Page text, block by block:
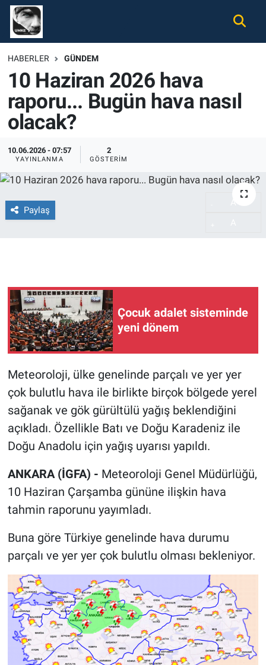
HABERLER GÜNDEM
10 Haziran 2026 hava
raporu... Bugün hava nasıl
olacak?
10.06.2026 - 07:57
YAYINLANMA
2
GÖSTERIM
Paylaş
Çocuk adalet sisteminde
yeni dönem
Meteoroloji, ülke genelinde parçalı ve yer yer
çok bulutlu hava ile birlikte birçok bölgede yerel
sağanak ve gök gürültülü yağış beklendiğini
açıkladı. Özellikle Batı ve Doğu Karadeniz ile
Doğu Anadolu için yağış uyarısı yapıldı.
ANKARA (İGFA) - Meteoroloji Genel Müdürlüğü,
10 Haziran Çarşamba gününe ilişkin hava
tahmin raporunu yayımladı.
Buna göre Türkiye genelinde hava durumu
parçalı ve yer yer çok bulutlu olması bekleniyor.
Gündem
Ekonomi
Spor
Tüm Haberler
Nöbetçi Eczaneler
Hava Durumu
Namaz Vakitleri
Süper Lig Puan Durumu ve Fikstür